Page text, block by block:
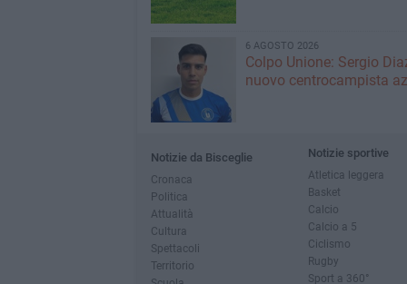
6 AGOSTO 2026
Colpo Unione: Sergio
nuovo centrocampista
Notizie da Bisceglie
Cronaca
Politica
Attualità
Cultura
Spettacoli
Territorio
Notizie sportive
Atletica leggera
Basket
Calcio
Calcio a 5
Ciclismo
Rugby
Sport a 360°